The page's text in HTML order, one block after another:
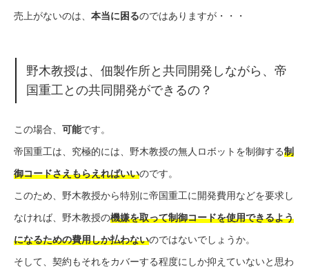
売上がないのは、 本当に困るのではありますが・・・
野木教授は、佃製作所と共同開発しながら、帝
国重工との共同開発ができるの？
この場合、 可能です。
帝国重工は、究極的には、野木教授の無人ロボットを制御する制
御コードさえもらえればいいのです。
このため、野木教授から特別に帝国重工に開発費用などを要求し
なければ、野木教授の機嫌を取って制御コードを使用できるよう
になるための費用しか払わないのではないでしょうか。
そして、契約もそれをカバーする程度にしか抑えていないと思わ